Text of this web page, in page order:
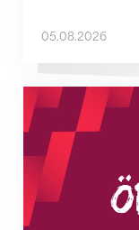
05.08.2026
Neue